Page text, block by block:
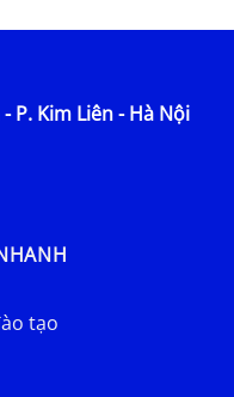
P. Kim Liên - Hà Nội
tạo